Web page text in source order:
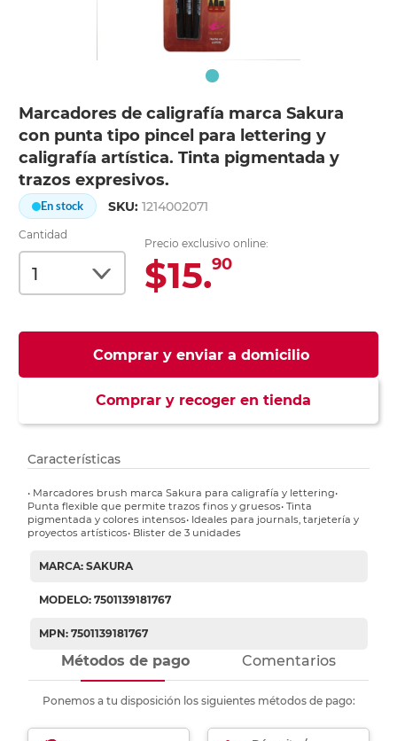
Marcadores de caligrafía marca Sakura
con punta tipo pincel para lettering y
caligrafía artística. Tinta pigmentada y
trazos expresivos.
En stock SKU:1214002071
Cantidad
Precio exclusivo online:
$15.90
Comprar y enviar a domicilio
Comprar y recoger en tienda
Características
• Marcadores brush marca Sakura para caligrafía y lettering•
Punta flexible que permite trazos finos y gruesos• Tinta
pigmentada y colores intensos• Ideales para journals, tarjetería y
proyectos artísticos• Blister de 3 unidades
MARCA: SAKURA
MODELO: 7501139181767
MPN: 7501139181767
Métodos de pago Comentarios
Ponemos a tu disposición los siguientes métodos de pago: